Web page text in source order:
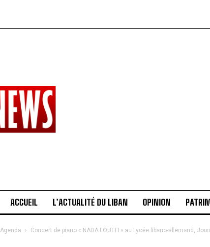
ACCUEIL L’ACTUALITÉ DU LIBAN OPINION
Agenda Concert de piano « NADA LOUTFI » au Lycée libano-allemand,